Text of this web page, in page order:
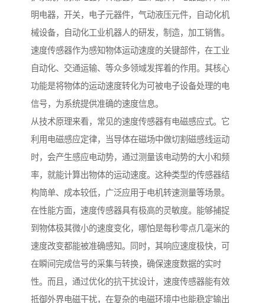
明电器，开关，电子元器件，气动液压元件，自动化机
械设备，自动化工业机器人的研发，制造，加工销售。
速度传感器作为感知物体运动速度的关键部件，在工业
自动化、交通运输、等众多领域发挥着的作用。其核心
功能是将物体的运动速度转化为可被电子设备处理的电
信号，为系统提供准确的速度信息。
从技术原理来看，常见的速度传感器有电磁感应式。它
利用电磁感应定律，当导体在磁场中做切割磁感线运动
时，会产生感应电动势，通过测量该电动势的大小和频
率，就能计算出物体的运动速度。这种类型的传感器结
构简单、成本较低，广泛应用于电机转速测量等场景。
在性能方面，速度传感器具有极高的灵敏度。能够捕捉
到物体极其微小的速度变化，哪怕是每秒零点几毫米的
速度改变都能被准确感知。同时，其响应速度极快，可
在瞬间完成信号的采集与转换，确保速度数据的实时
性。而且，通过优化的抗干扰设计，速度传感器能有效
抵御外界电磁干扰，在复杂的电磁环境中也能稳定输出